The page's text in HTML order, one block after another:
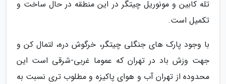
تله کابین و مونوریل چیتگر در این منطقه در حال ساخت و
تکمیل است.
با وجود پارک های جنگلی چیتگر، خرگوش دره، لتمال کن و
جهت وزش باد در تهران که عموما غربی-شرقی است این
محدوده از تهران آب و هوای پاکیزه و مطلوب تری نسبت به